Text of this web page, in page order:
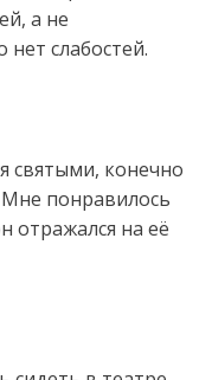
а не
слабостей.
святыми, конечно
понравилось
отражался на её